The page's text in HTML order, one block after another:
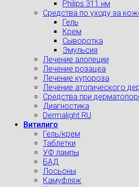
Philips 311 нм
Средства по уходу за
Гель
Крем
Сыворотка
Эмульсия
Лечение алопеции
Лечение розацеа
Лечение купороза
Лечение атопического
Средства при
Диагностика
Dermalight RU
Витилиго
Гель/крем
Таблетки
УФ лампы
БАД
Лосьоны
Камуфляж